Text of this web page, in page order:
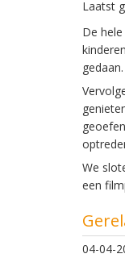
Laatst
De
gedaan.
We
een
04-04-